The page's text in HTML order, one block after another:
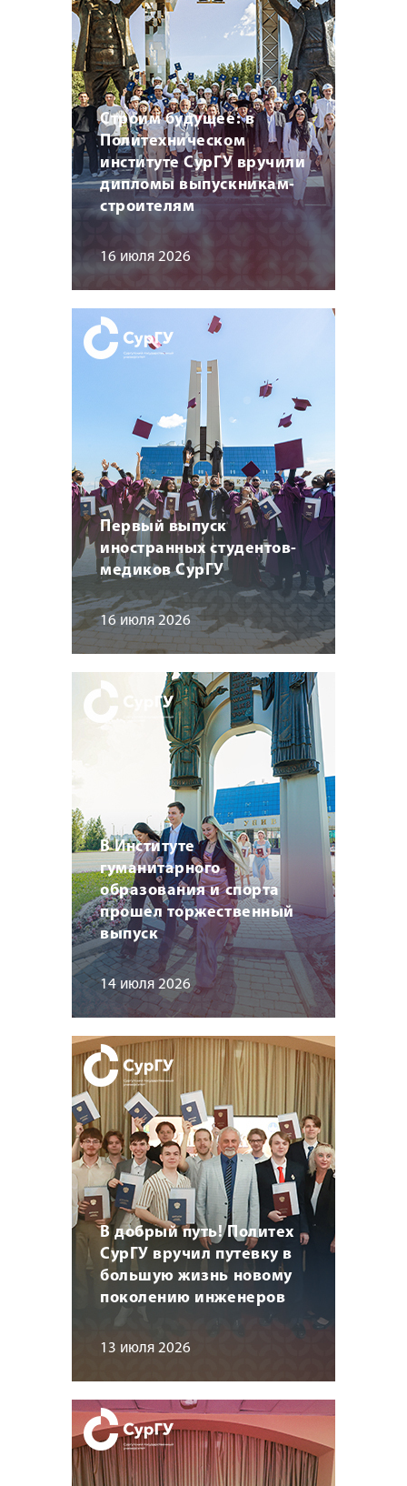
Строим будущее: в
Политехническом
институте СурГУ вручили
дипломы выпускникам-
строителям
16 июля 2026
Первый выпуск
иностранных студентов-
медиков СурГУ
16 июля 2026
В Институте
гуманитарного
образования и спорта
прошел торжественный
выпуск
14 июля 2026
В добрый путь! Политех
СурГУ вручил путевку в
большую жизнь новому
поколению инженеров
13 июля 2026